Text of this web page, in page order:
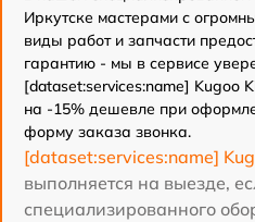
Иркутске мастерами с
виды работ и запчасти
гарантию - мы в сервисе
[dataset:services:name] Kugoo
на -15% дешевле при
форму заказа звонка.
[dataset:services:name]
выполняется на выезде,
специализированного